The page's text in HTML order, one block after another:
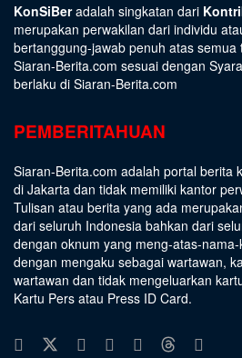
KonSiBeradalah singkatan dari
merupakan perwakilan dari individu
bertanggung-jawab penuh atas
Siaran-Berita.com sesuai dengan
berlaku di Siaran-Berita.com
PEMBERITAHUAN
Siaran-Berita.com adalah portal berita
di Jakarta dan tidak memiliki kantor
Tulisan atau berita yang ada
dari seluruh Indonesia bahkan dari
dengan oknum yang meng-atas-
dengan mengaku sebagai wartawan,
wartawan dan tidak mengeluarkan
Kartu Pers atau Press ID Card.